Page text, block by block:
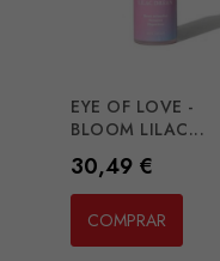
EYE OF LOVE -
BLOOM LILAC...
Preço
30,49 €
COMPRAR